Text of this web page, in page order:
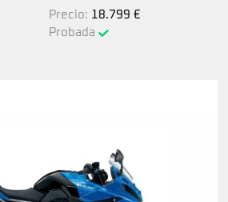
Precio: 18.799 €
Probada